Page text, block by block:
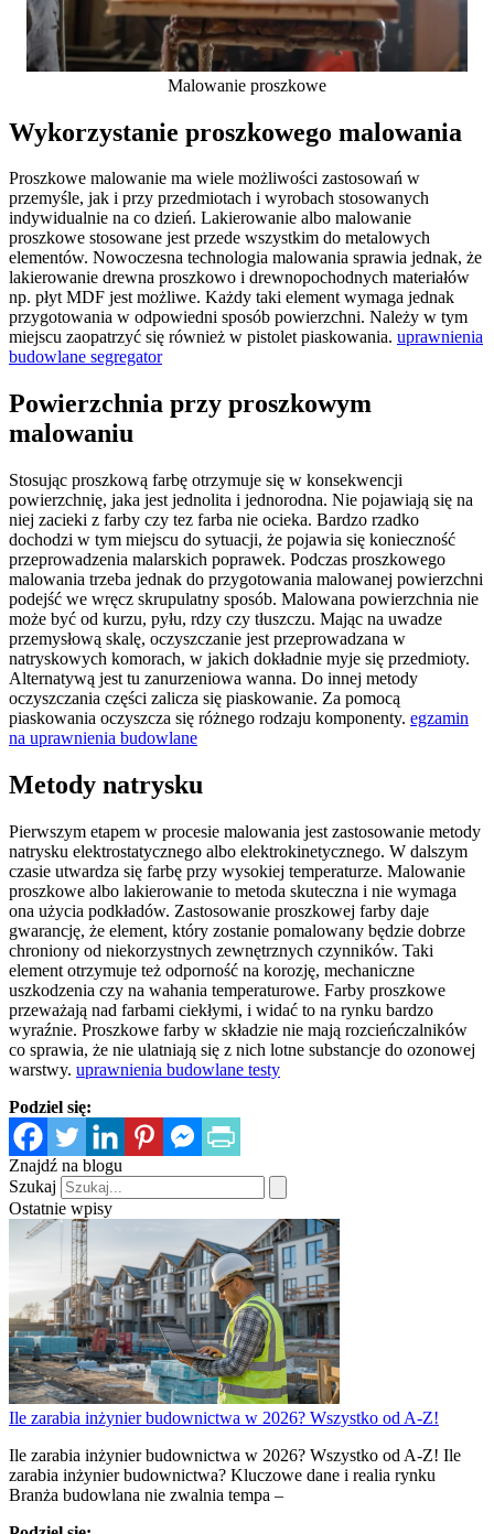
Malowanie proszkowe
Wykorzystanie proszkowego malowania
Proszkowe malowanie ma wiele możliwości zastosowań w
przemyśle, jak i przy przedmiotach i wyrobach stosowanych
indywidualnie na co dzień. Lakierowanie albo malowanie
proszkowe stosowane jest przede wszystkim do metalowych
elementów. Nowoczesna technologia malowania sprawia jednak, że
lakierowanie drewna proszkowo i drewnopochodnych materiałów
np. płyt MDF jest możliwe. Każdy taki element wymaga jednak
przygotowania w odpowiedni sposób powierzchni. Należy w tym
miejscu zaopatrzyć się również w pistolet piaskowania. uprawnienia
budowlane segregator
Powierzchnia przy proszkowym
malowaniu
Stosując proszkową farbę otrzymuje się w konsekwencji
powierzchnię, jaka jest jednolita i jednorodna. Nie pojawiają się na
niej zacieki z farby czy tez farba nie ocieka. Bardzo rzadko
dochodzi w tym miejscu do sytuacji, że pojawia się konieczność
przeprowadzenia malarskich poprawek. Podczas proszkowego
malowania trzeba jednak do przygotowania malowanej powierzchni
podejść we wręcz skrupulatny sposób. Malowana powierzchnia nie
może być od kurzu, pyłu, rdzy czy tłuszczu. Mając na uwadze
przemysłową skalę, oczyszczanie jest przeprowadzana w
natryskowych komorach, w jakich dokładnie myje się przedmioty.
Alternatywą jest tu zanurzeniowa wanna. Do innej metody
oczyszczania części zalicza się piaskowanie. Za pomocą
piaskowania oczyszcza się różnego rodzaju komponenty. egzamin
na uprawnienia budowlane
Metody natrysku
Pierwszym etapem w procesie malowania jest zastosowanie metody
natrysku elektrostatycznego albo elektrokinetycznego. W dalszym
czasie utwardza się farbę przy wysokiej temperaturze. Malowanie
proszkowe albo lakierowanie to metoda skuteczna i nie wymaga
ona użycia podkładów. Zastosowanie proszkowej farby daje
gwarancję, że element, który zostanie pomalowany będzie dobrze
chroniony od niekorzystnych zewnętrznych czynników. Taki
element otrzymuje też odporność na korozję, mechaniczne
uszkodzenia czy na wahania temperaturowe. Farby proszkowe
przeważają nad farbami ciekłymi, i widać to na rynku bardzo
wyraźnie. Proszkowe farby w składzie nie mają rozcieńczalników
co sprawia, że nie ulatniają się z nich lotne substancje do ozonowej
warstwy. uprawnienia budowlane testy
Podziel się:
Znajdź na blogu
Szukaj
Ostatnie wpisy
Ile zarabia inżynier budownictwa w 2026? Wszystko od A-Z!
Ile zarabia inżynier budownictwa w 2026? Wszystko od A-Z! Ile
zarabia inżynier budownictwa? Kluczowe dane i realia rynku
Branża budowlana nie zwalnia tempa –